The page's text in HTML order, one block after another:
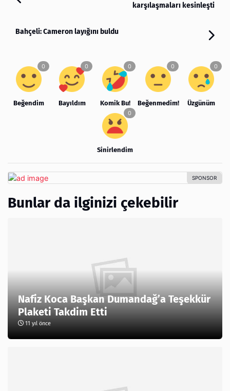
karşılaşmaları kesinleşti
Bahçeli: Cameron layığını buldu
Beğendim Bayıldım Komik Bu! Beğenmedim! Üzgünüm
Sinirlendim
Bunlar da ilginizi çekebilir
Nafiz Koca Başkan Dumandağ’a Teşekkür
Plaketi Takdim Etti
11 yıl önce